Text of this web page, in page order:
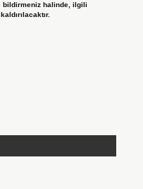
halinde, ilgili